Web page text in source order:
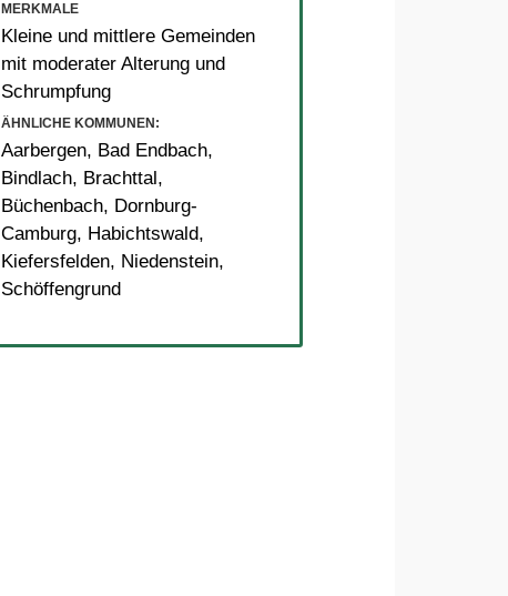
MERKMALE
Kleine und mittlere Gemeinden
mit moderater Alterung und
Schrumpfung
ÄHNLICHE KOMMUNEN:
Aarbergen, Bad Endbach,
Bindlach, Brachttal,
Büchenbach, Dornburg-
Camburg, Habichtswald,
Kiefersfelden, Niedenstein,
Schöffengrund